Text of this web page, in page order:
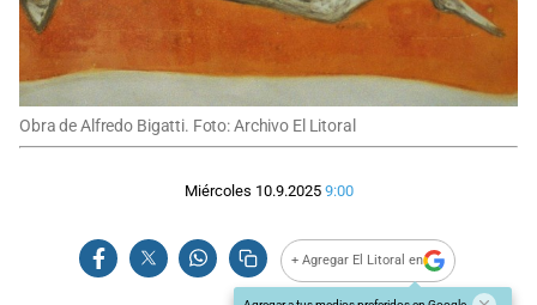
Obra de Alfredo Bigatti. Foto: Archivo El Litoral
Miércoles 10.9.2025 9:00
+ Agregar El Litoral en